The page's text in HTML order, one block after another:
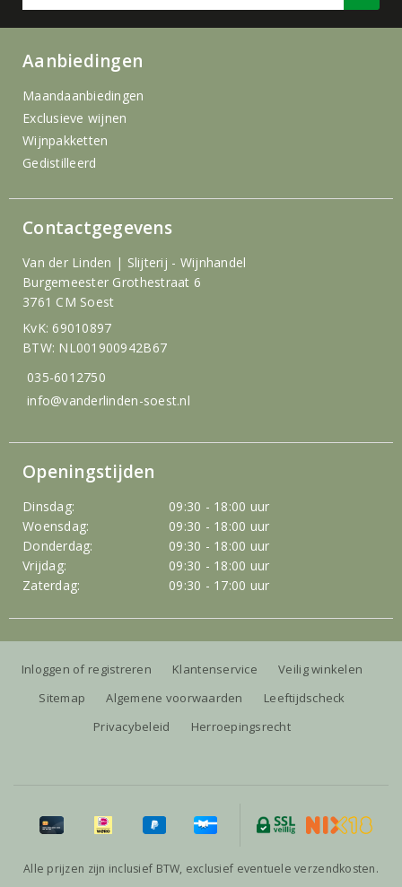
Aanbiedingen
Maandaanbiedingen
Exclusieve wijnen
Wijnpakketten
Gedistilleerd
Contactgegevens
Van der Linden | Slijterij - Wijnhandel
Burgemeester Grothestraat 6
3761 CM Soest
KvK: 69010897
BTW: NL001900942B67
035-6012750
info@vanderlinden-soest.nl
Openingstijden
Dinsdag:
09:30 - 18:00 uur
Woensdag:
09:30 - 18:00 uur
Donderdag:
09:30 - 18:00 uur
Vrijdag:
09:30 - 18:00 uur
Zaterdag:
09:30 - 17:00 uur
Inloggen of registreren Klantenservice
Veilig winkelen
Sitemap
Algemene voorwaarden
Leeftijdscheck
Privacybeleid
Herroepingsrecht
Alle prijzen zijn inclusief BTW, exclusief eventuele verzendkosten.